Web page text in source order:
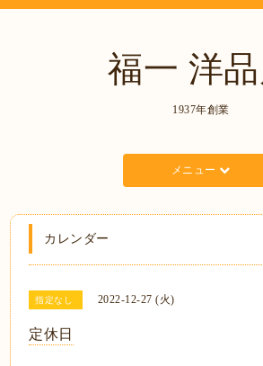
福一 洋
1937年創業
メニュー
カレンダー
指定なし 2022-12-27 (火)
定休日